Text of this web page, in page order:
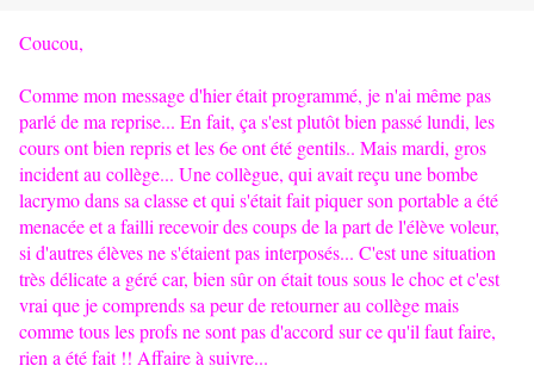
Coucou,
Comme mon message d'hier était programmé, je n'ai même pas
parlé de ma reprise... En fait, ça s'est plutôt bien passé lundi, les
cours ont bien repris et les 6e ont été gentils.. Mais mardi, gros
incident au collège... Une collègue, qui avait reçu une bombe
lacrymo dans sa classe et qui s'était fait piquer son portable a été
menacée et a failli recevoir des coups de la part de l'élève voleur,
si d'autres élèves ne s'étaient pas interposés... C'est une situation
très délicate a géré car, bien sûr on était tous sous le choc et c'est
vrai que je comprends sa peur de retourner au collège mais
comme tous les profs ne sont pas d'accord sur ce qu'il faut faire,
rien a été fait !! Affaire à suivre...